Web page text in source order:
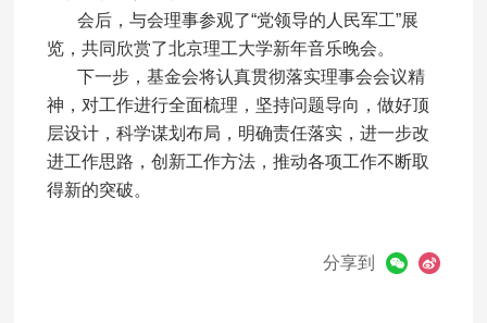
会后，与会理事参观了“党领导的人民军工”展
览，共同欣赏了北京理工大学新年音乐晚会。
下一步，基金会将认真贯彻落实理事会会议精
神，对工作进行全面梳理，坚持问题导向，做好顶
层设计，科学谋划布局，明确责任落实，进一步改
进工作思路，创新工作方法，推动各项工作不断取
得新的突破。
分享到